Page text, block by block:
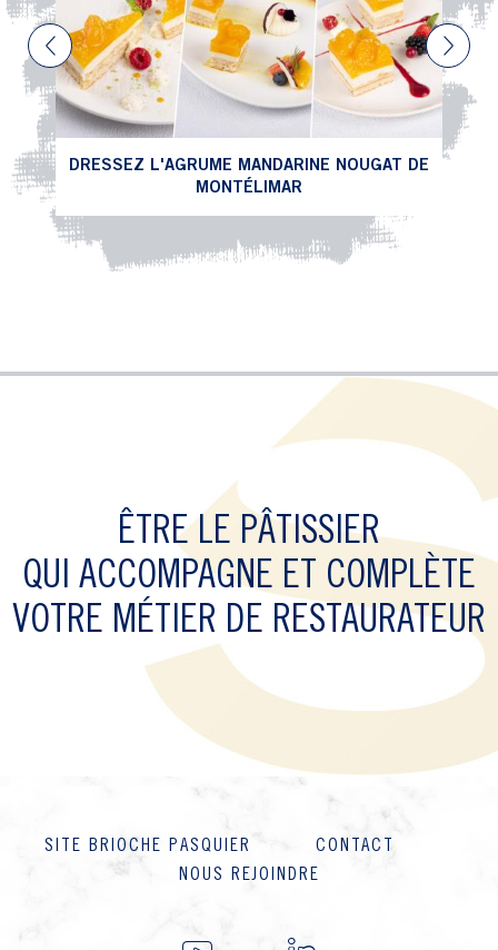
Previous
DRESSEZ L'AGRUME MANDARINE NOUGAT DE
MONTÉLIMAR
Next
ÊTRE LE PÂTISSIER
QUI ACCOMPAGNE ET COMPLÈTE
VOTRE MÉTIER DE RESTAURATEUR
SITE BRIOCHE PASQUIER
CONTACT
NOUS REJOINDRE